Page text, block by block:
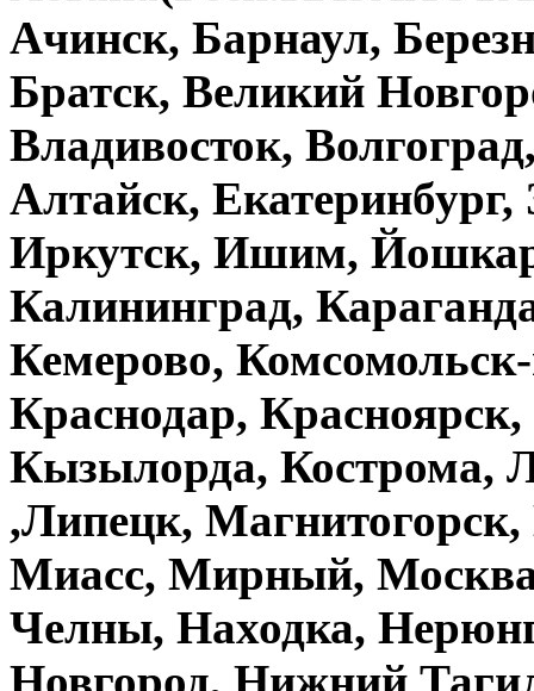
Ачинск, Барнаул,
Братск, Великий
Владивосток,
Алтайск,
Иркутск, Ишим,
Калининград,
Кемерово,
Краснодар,
Кызылорда, Кострома,
,Липецк,
Миасс, Мирный,
Челны, Находка,
Новгород, Нижний